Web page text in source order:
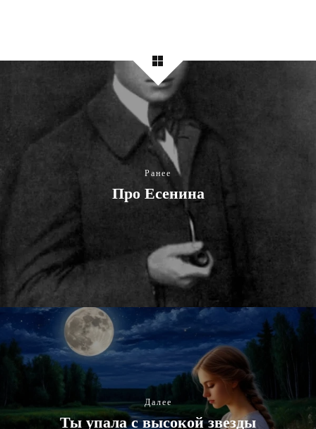
Ранее
Про Есенина
Далее
Ты упала с высокой звезды